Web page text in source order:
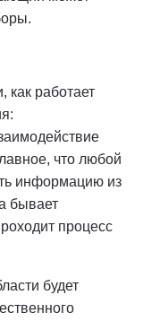
как работает
что любой
информацию из
бывает
процесс
будет